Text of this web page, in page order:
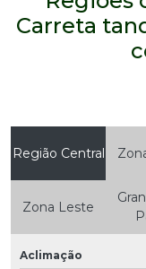
Carreta
Região Central
Zona Leste
Aclimação